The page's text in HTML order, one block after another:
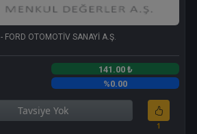
- FORD OTOMOTİV SANAYİ A.Ş.
141.00 ₺
%0.00
Tavsiye Yok
1